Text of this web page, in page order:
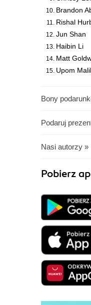
Brandon
Rishal
Jun Shan
Haibin Li
Matt
Upom
Bony
Podaruj
Nasi autorzy »
Pobierz